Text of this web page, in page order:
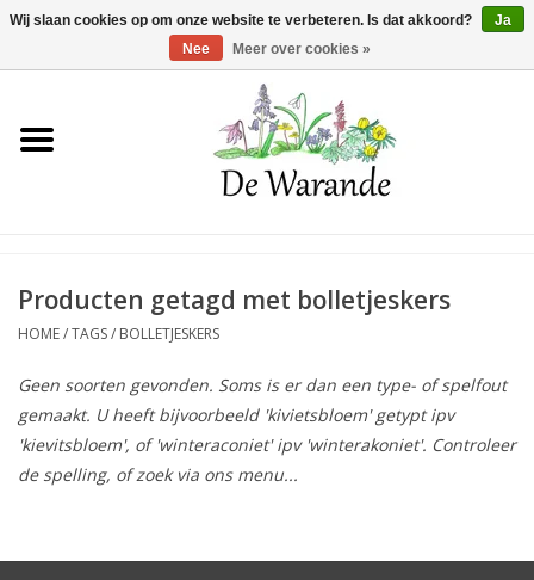
Winkelwagen >0 Artikelen - €0,00
Home
Voorjaarsbloeiers
Herfstbloeiers
Schaduwplanten
Producten getagd met bolletjeskers
HOME/TAGS/ BOLLETJESKERS
Geen soorten gevonden. Soms is er dan een type- of spelfout
gemaakt. U heeft bijvoorbeeld 'kivietsbloem' getypt ipv
'kievitsbloem', of 'winteraconiet' ipv 'winterakoniet'. Controleer
de spelling, of zoek via ons menu...
Wij slaan cookies op om onze website te verbeteren. Is dat akkoord?
Ja
Nee
Meer over cookies »